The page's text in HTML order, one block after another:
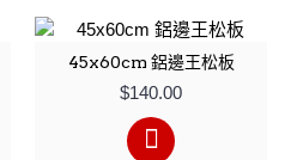
45x60cm 鋁邊王松板
$140.00